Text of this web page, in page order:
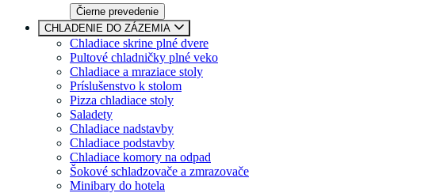
Čierne prevedenie
CHLADENIE DO ZÁZEMIA
Chladiace skrine plné dvere
Pultové chladničky plné veko
Chladiace a mraziace stoly
Príslušenstvo k stolom
Pizza chladiace stoly
Saladety
Chladiace nadstavby
Chladiace podstavby
Chladiace komory na odpad
Šokové schladzovače a zmrazovače
Minibary do hotela